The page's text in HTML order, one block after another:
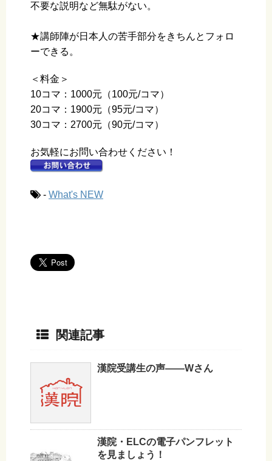
不要な説明など無駄がない。
★講師陣が日本人の苦手部分をきちんとフォロ
ーできる。
＜料金＞
10コマ：1000元（100元/コマ）
20コマ：1900元（95元/コマ）
30コマ：2700元（90元/コマ）
お気軽にお問い合わせください！
- What's NEW
関連記事
漢院受講生の声——Wさん
漢院・ELCの電子パンフレット
を見ましょう！